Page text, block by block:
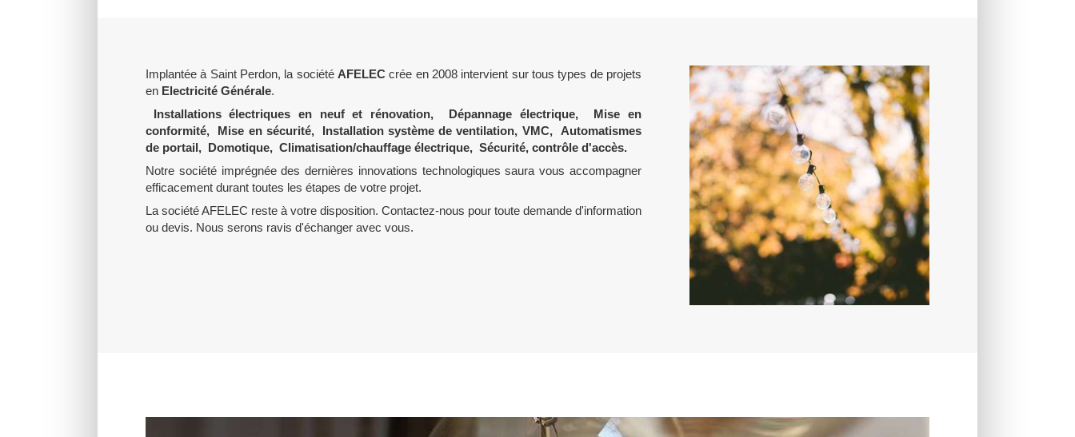
Implantée à Saint Perdon, la société AFELEC crée en 2008 intervient sur tous types de projets
en Electricité Générale.
Installations électriques en neuf et rénovation, Dépannage électrique, Mise en
conformité, Mise en sécurité, Installation système de ventilation, VMC, Automatismes
de portail, Domotique, Climatisation/chauffage électrique, Sécurité, contrôle d'accès.
Notre société imprégnée des dernières innovations technologiques saura vous accompagner
efficacement durant toutes les étapes de votre projet.
La société AFELEC reste à votre disposition. Contactez-nous pour toute demande d'information
ou devis. Nous serons ravis d'échanger avec vous.